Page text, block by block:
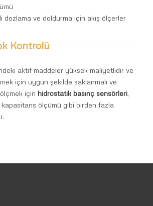
dozlama ve doldurma için akış ölçerler
Kontrolü
aktif maddeler yüksek maliyetlidir ve
için uygun şekilde saklanmalı ve
için hidrostatik basınç sensörleri,
ölçümü gibi birden fazla